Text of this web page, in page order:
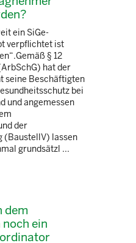
ein SiGe-
verpflichtet ist
§ 12
hat der
seine Beschäftigten
bei
und angemessen
der
(BaustellV) lassen
grundsätzl ...
dem
ein